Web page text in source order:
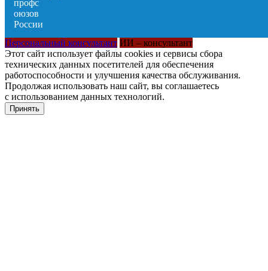
Персональный консультант ИИ – консультант
Этот сайт использует файлы cookies и сервисы сбора
технических данных посетителей для обеспечения
работоспособности и улучшения качества обслуживания.
Продолжая использовать наш сайт, вы соглашаетесь
с использованием данных технологий.
Принять